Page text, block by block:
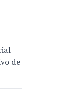
de